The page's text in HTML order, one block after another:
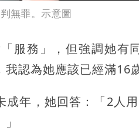
無罪。示意圖
服務」，但強調她有
認為她應該已經滿16
年，她回答：「2人